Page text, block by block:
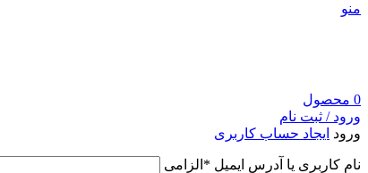
منو
0 محصول
ورود / ثبت نام
ورود ایجاد حساب کاربری
نام کاربری یا آدرس ایمیل * الزامی